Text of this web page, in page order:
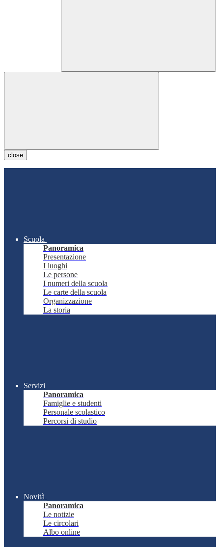
close
Scuola
Panoramica
Presentazione
I luoghi
Le persone
I numeri della scuola
Le carte della scuola
Organizzazione
La storia
Servizi
Panoramica
Famiglie e studenti
Personale scolastico
Percorsi di studio
Novità
Panoramica
Le notizie
Le circolari
Albo online